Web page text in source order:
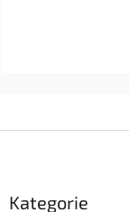
Kategorie